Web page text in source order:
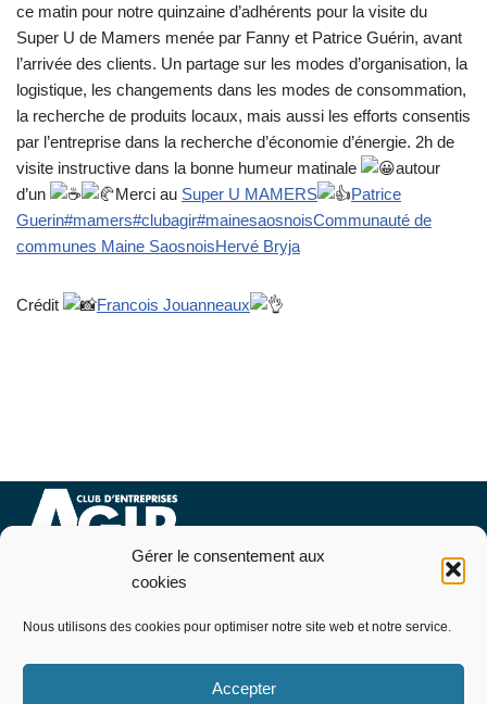
Gérer le consentement aux
cookies
Nous utilisons des cookies pour optimiser notre site web et notre service.
Accepter
ce matin pour notre quinzaine d’adhérents pour la visite du
Super U de Mamers menée par Fanny et Patrice Guérin, avant
l’arrivée des clients. Un partage sur les modes d’organisation, la
logistique, les changements dans les modes de consommation,
la recherche de produits locaux, mais aussi les efforts consentis
par l’entreprise dans la recherche d’économie d’énergie. 2h de
visite instructive dans la bonne humeur matinale
autour
d’un
Merci au Super U MAMERS
Patrice
Guerin#mamers#clubagir#mainesaosnoisCommunauté de
communes Maine SaosnoisHervé Bryja
Crédit Francois Jouanneaux
Télécharger le bulletin d’adhésion